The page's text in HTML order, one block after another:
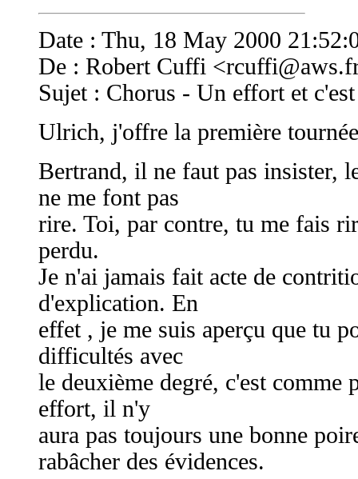
Date : Thu, 18 May 2000
De : Robert Cuffi <
Sujet : Chorus - Un effort et
Ulrich, j'offre la première
Bertrand, il ne faut pas insister,
ne me font pas
rire. Toi, par contre, tu me fais
perdu.
Je n'ai jamais fait acte de
d'explication. En
effet , je me suis aperçu que tu
difficultés avec
le deuxième degré, c'est comme
effort, il n'y
aura pas toujours une bonne
rabâcher des évidences.